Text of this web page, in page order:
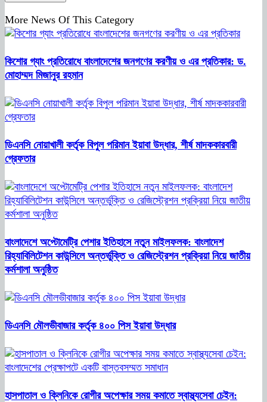
More News Of This Category
কিশোর গ্যাং প্রতিরোধে বাংলাদেশের জনগণের করণীয় ও এর প্রতিকার: ড.
মোহাম্মদ মিজানুর রহমান
ডিএনসি নোয়াখালী কর্তৃক বিপুল পরিমান ইয়াবা উদ্ধার, শীর্ষ মাদককারবারী
গ্রেফতার
বাংলাদেশে অপ্টোমেট্রি পেশার ইতিহাসে নতুন মাইলফলক: বাংলাদেশ
রিহ্যাবিলিটেশন কাউন্সিলে অন্তর্ভুক্তি ও রেজিস্ট্রেশন প্রক্রিয়া নিয়ে জাতীয়
কর্মশালা অনুষ্ঠিত
ডিএনসি মৌলভীবাজার কর্তৃক ৪০০ পিস ইয়াবা উদ্ধার
হাসপাতাল ও ক্লিনিকে রোগীর অপেক্ষার সময় কমাতে স্বাস্থ্যসেবা চেইন: